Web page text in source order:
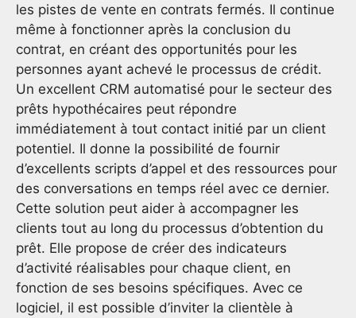
les pistes de vente en contrats fermés. Il continue
même à fonctionner après la conclusion du
contrat, en créant des opportunités pour les
personnes ayant achevé le processus de crédit.
Un excellent CRM automatisé pour le secteur des
prêts hypothécaires peut répondre
immédiatement à tout contact initié par un client
potentiel. Il donne la possibilité de fournir
d’excellents scripts d’appel et des ressources pour
des conversations en temps réel avec ce dernier.
Cette solution peut aider à accompagner les
clients tout au long du processus d’obtention du
prêt. Elle propose de créer des indicateurs
d’activité réalisables pour chaque client, en
fonction de ses besoins spécifiques. Avec ce
logiciel, il est possible d’inviter la clientèle à